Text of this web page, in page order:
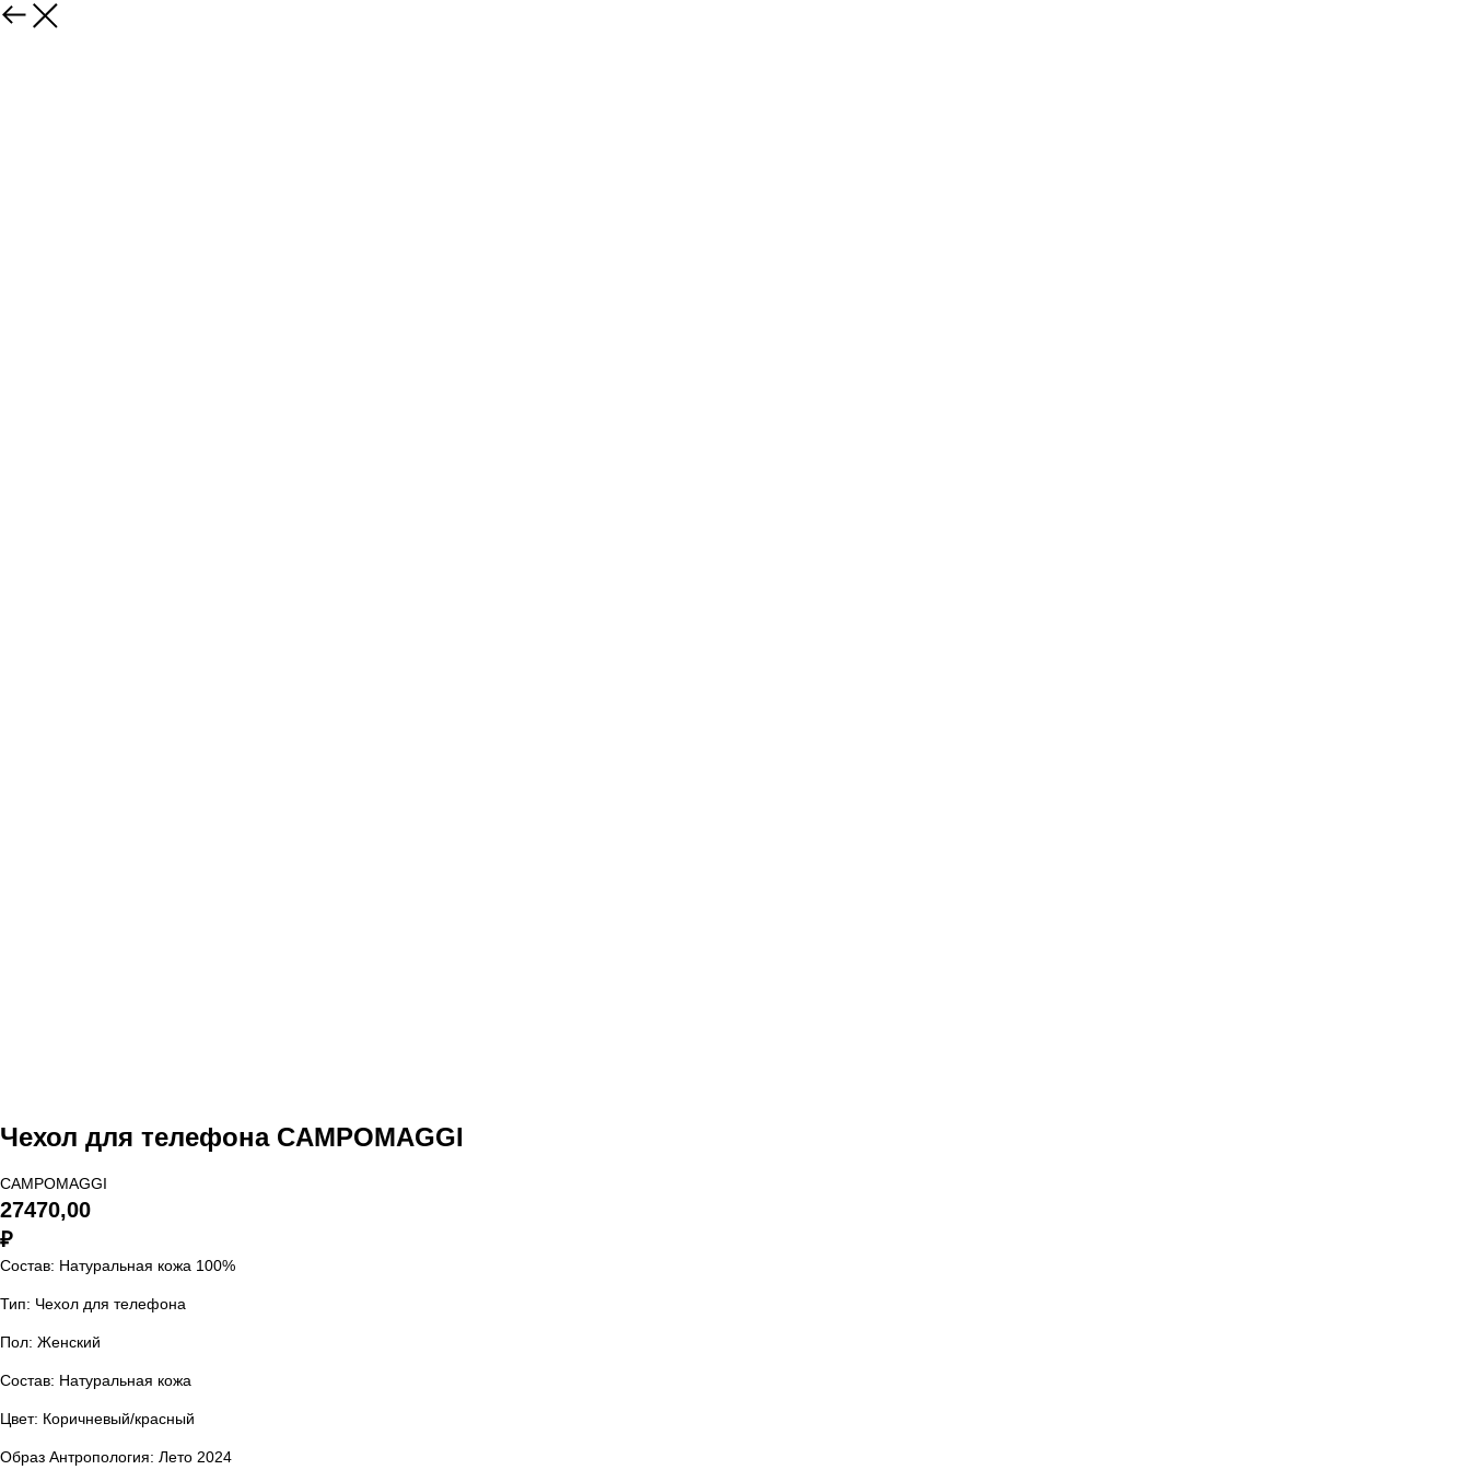
Чехол для телефона CAMPOMAGGI
CAMPOMAGGI
27470,00
₽
Состав: Натуральная кожа 100%
Тип: Чехол для телефона
Пол: Женский
Состав: Натуральная кожа
Цвет: Коричневый/красный
Образ Антропология: Лето 2024